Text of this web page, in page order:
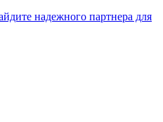
надежного партнера для